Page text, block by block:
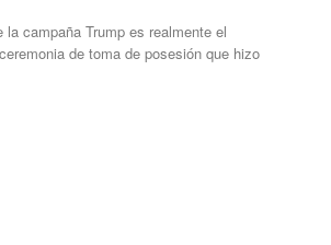
campaña Trump es realmente el
de toma de posesión que hizo